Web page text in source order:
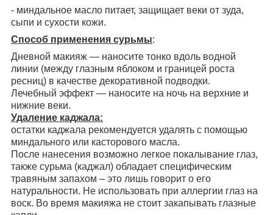
- миндальное масло питает, защищает веки от зуда,
сыпи и сухости кожи.
Способ применения сурьмы:
Дневной макияж ― наносите тонко вдоль водной
линии (между глазным яблоком и границей роста
ресниц) в качестве декоративной подводки.
Лечебный эффект ― наносите на ночь на верхние и
нижние веки.
Удаление каджала:
остатки каджала рекомендуется удалять с помощью
миндального или касторового масла.
После нанесения возможно легкое покалывание глаз,
также сурьма (каджал) обладает специфическим
травяным запахом – это лишь говорит о его
натуральности. Не использовать при аллергии глаз на
воск. Во время макияжа не стоит закапывать глазные